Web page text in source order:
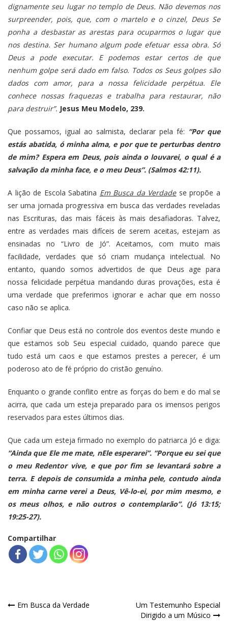
dignamente seu lugar no templo de Deus. Não devemos nos
surpreender, pois, que, com o martelo e o cinzel, Deus Se
ponha a desbastar as arestas para ocuparmos o lugar que
nos destina. Ser humano algum pode efetuar essa obra. Só
Deus a pode executar. E podemos estar certos de que
nenhum golpe será dado em falso. Todos os Seus golpes são
dados com amor, para a nossa felicidade perpétua. Ele
conhece nossas fraquezas e trabalha para restaurar, não
para destruir”. Jesus Meu Modelo, 239.
Que possamos, igual ao salmista, declarar pela fé: “Por que
estás abatida, ó minha alma, e por que te perturbas dentro
de mim? Espera em Deus, pois ainda o louvarei, o qual é a
salvação da minha face, e o meu Deus”. (Salmos 42:11).
A lição de Escola Sabatina Em Busca da Verdadese propõe a
ser uma jornada progressiva em busca das verdades reveladas
nas Escrituras, das mais fáceis às mais desafiadoras. Talvez,
entre as verdades mais difíceis de serem aceitas, estejam as
ensinadas no “Livro de Jó”. Aceitamos, com muito mais
facilidade, verdades que só criam mudança intelectual. No
entanto, quando somos advertidos de que Deus age para
nossa felicidade perpétua mandando duras provações, esta é
uma verdade que preferimos ignorar e achar que em nosso
caso não se aplica.
Confiar que Deus está no controle dos eventos deste mundo e
que estamos sob Seu especial cuidado, quando parece que
tudo está um caos e que estamos prestes a perecer, é um
poderoso ato de fé próprio do cristão genuíno.
Enquanto o grande conflito entre as forças do bem e do mal se
acirra, que cada um esteja preparado para os imensos perigos
reservados para estes últimos dias.
Que cada um esteja firmado no exemplo do patriarca Jó e diga:
“Ainda que Ele me mate, nEle esperarei”. “Porque eu sei que
o meu Redentor vive, e que por fim se levantará sobre a
terra. E depois de consumida a minha pele, contudo ainda
em minha carne verei a Deus, Vê-lo-ei, por mim mesmo, e
os meus olhos, e não outros o contemplarão”. (Jó 13:15;
19:25-27).
Compartilhar
Navegação
Em Busca da Verdade
Um Testemunho Especial
Dirigido a um Músico